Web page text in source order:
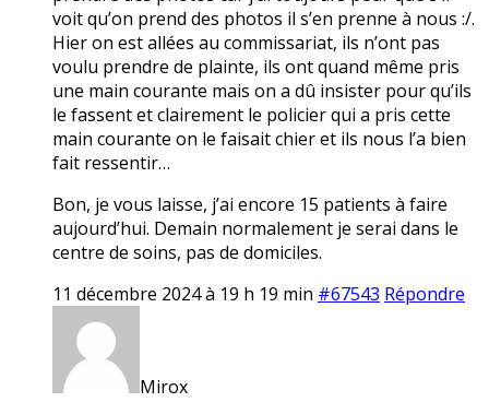
voit qu’on prend des photos il s’en prenne à nous :/.
Hier on est allées au commissariat, ils n’ont pas
voulu prendre de plainte, ils ont quand même pris
une main courante mais on a dû insister pour qu’ils
le fassent et clairement le policier qui a pris cette
main courante on le faisait chier et ils nous l’a bien
fait ressentir…
Bon, je vous laisse, j’ai encore 15 patients à faire
aujourd’hui. Demain normalement je serai dans le
centre de soins, pas de domiciles.
11 décembre 2024 à 19 h 19 min #67543 Répondre
Mirox